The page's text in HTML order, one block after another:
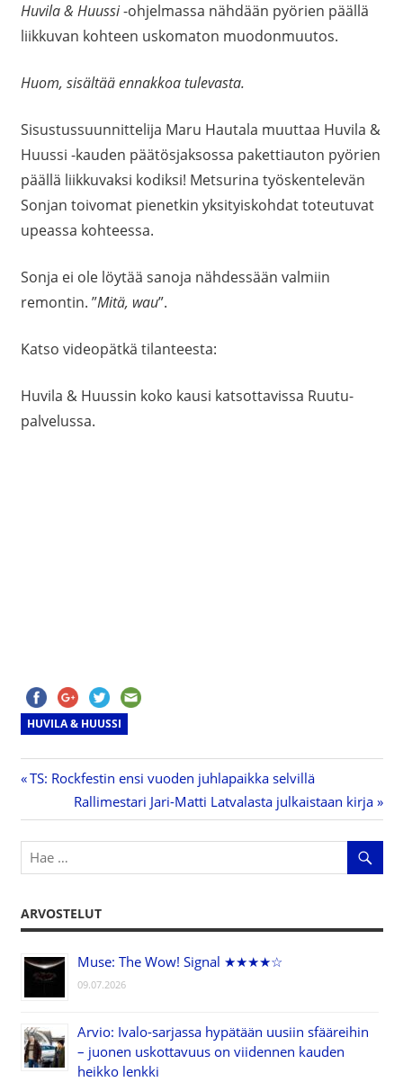
Huvila & Huussi-ohjelmassa nähdään pyörien päällä
liikkuvan kohteen uskomaton muodonmuutos.
Huom, sisältää ennakkoa tulevasta.
Sisustussuunnittelija Maru Hautala muuttaa Huvila &
Huussi -kauden päätösjaksossa pakettiauton pyörien
päällä liikkuvaksi kodiksi! Metsurina työskentelevän
Sonjan toivomat pienetkin yksityiskohdat toteutuvat
upeassa kohteessa.
Sonja ei ole löytää sanoja nähdessään valmiin
remontin. ”Mitä, wau”.
Katso videopätkä tilanteesta:
Huvila & Huussin koko kausi katsottavissa Ruutu-
palvelussa.
HUVILA & HUUSSI
Artikkelien
selaus
Previous
TS: Rockfestin ensi vuoden juhlapaikka selvillä
Next
Post:
Rallimestari Jari-Matti Latvalasta julkaistaan kirja
ARVOSTELUT
Muse: The Wow! Signal ★★★★☆
09.07.2026
Arvio: Ivalo-sarjassa hypätään uusiin sfääreihin
– juonen uskottavuus on viidennen kauden
heikko lenkki